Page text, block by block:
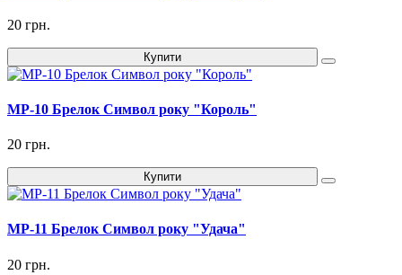
20 грн.
Купити
MP-10 Брелок Символ року "Король"
20 грн.
Купити
MP-11 Брелок Символ року "Удача"
20 грн.